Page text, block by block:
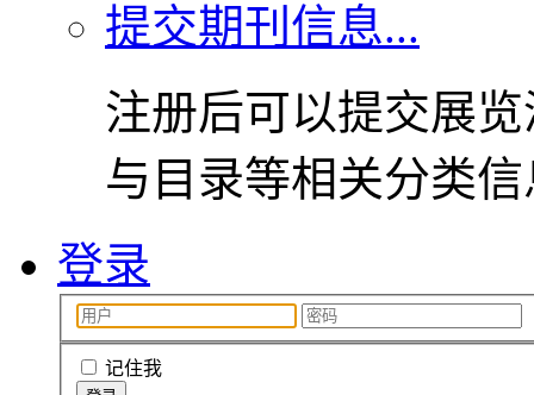
提交期刊信息...
注册后可以提交展
与目录等相关分类
登录
记住我